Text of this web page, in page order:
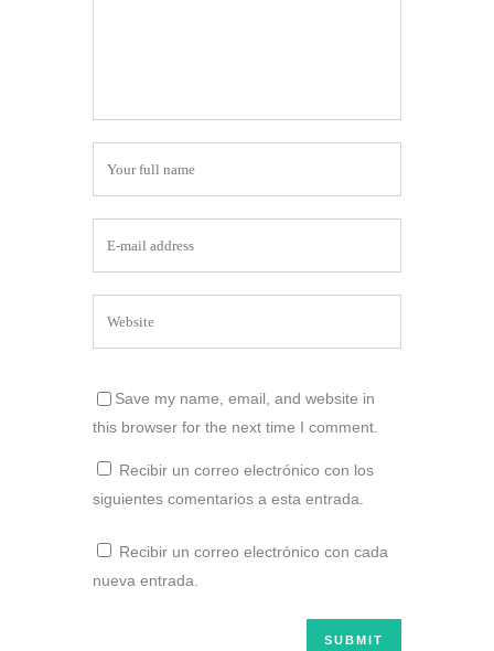
Save my name, email, and website in
this browser for the next time I comment.
Recibir un correo electrónico con los
siguientes comentarios a esta entrada.
Recibir un correo electrónico con cada
nueva entrada.